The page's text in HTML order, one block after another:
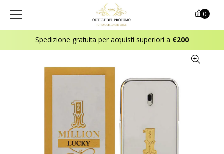
Spedizione gratuita per acquisti superiori a €200
0